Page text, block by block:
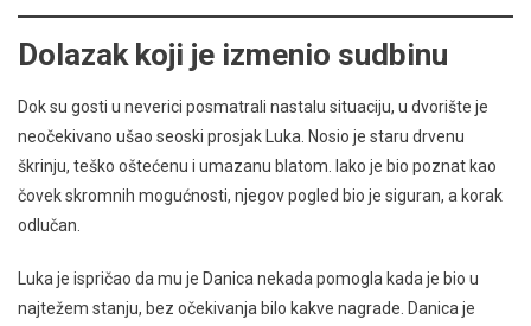
Dolazak koji je izmenio sudbinu
Dok su gosti u neverici posmatrali nastalu situaciju, u dvorište je
neočekivano ušao seoski prosjak Luka. Nosio je staru drvenu
škrinju, teško oštećenu i umazanu blatom. Iako je bio poznat kao
čovek skromnih mogućnosti, njegov pogled bio je siguran, a korak
odlučan.
Luka je ispričao da mu je Danica nekada pomogla kada je bio u
najtežem stanju, bez očekivanja bilo kakve nagrade. Danica je